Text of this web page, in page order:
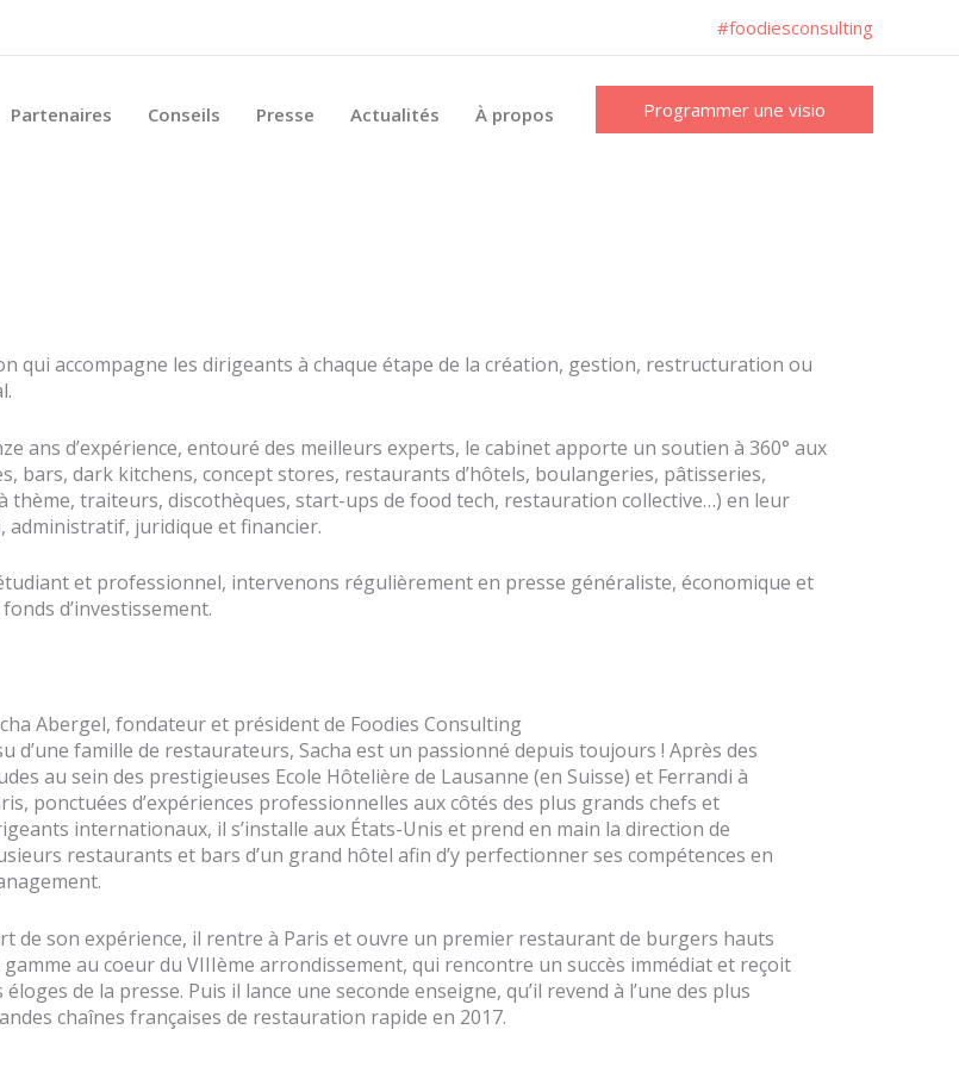
#foodiesconsulting
Partenaires Conseils Presse Actualités À propos Programmer une visio
qui accompagne les dirigeants à chaque étape de la création, gestion, restructuration ou
ans d’expérience, entouré des meilleurs experts, le cabinet apporte un soutien à 360° aux
dark kitchens, concept stores, restaurants d’hôtels, boulangeries, pâtisseries,
traiteurs, discothèques, start-ups de food tech, restauration collective…) en leur
administratif, juridique et financier.
et professionnel, intervenons régulièrement en presse généraliste, économique et
d’investissement.
Abergel, fondateur et président de Foodies Consulting
d’une famille de restaurateurs, Sacha est un passionné depuis toujours ! Après des
au sein des prestigieuses Ecole Hôtelière de Lausanne (en Suisse) et Ferrandi à
ponctuées d’expériences professionnelles aux côtés des plus grands chefs et
internationaux, il s’installe aux États-Unis et prend en main la direction de
restaurants et bars d’un grand hôtel afin d’y perfectionner ses compétences en
de son expérience, il rentre à Paris et ouvre un premier restaurant de burgers hauts
gamme au coeur du VIIIème arrondissement, qui rencontre un succès immédiat et reçoit
éloges de la presse. Puis il lance une seconde enseigne, qu’il revend à l’une des plus
chaînes françaises de restauration rapide en 2017.